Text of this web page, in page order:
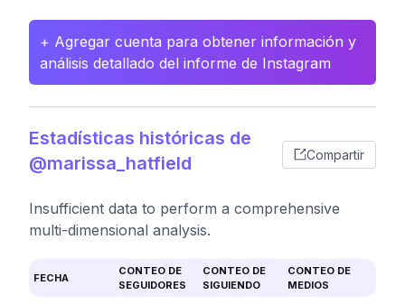
+ Agregar cuenta para obtener información y
análisis detallado del informe de Instagram
Estadísticas históricas de
@marissa_hatfield
Compartir
Insufficient data to perform a comprehensive
multi-dimensional analysis.
FECHA
CONTEO DE
SEGUIDORES
CONTEO DE
SIGUIENDO
CONTEO DE
MEDIOS